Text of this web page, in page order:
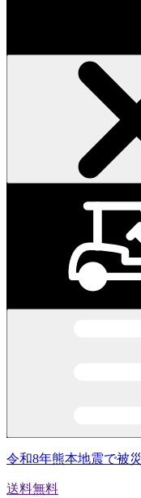
令和8年熊本地震で被
送料無料